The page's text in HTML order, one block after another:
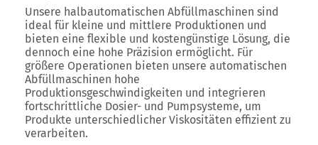
Unsere halbautomatischen Abfüllmaschinen sind
ideal für kleine und mittlere Produktionen und
bieten eine flexible und kostengünstige Lösung, die
dennoch eine hohe Präzision ermöglicht. Für
größere Operationen bieten unsere automatischen
Abfüllmaschinen hohe
Produktionsgeschwindigkeiten und integrieren
fortschrittliche Dosier- und Pumpsysteme, um
Produkte unterschiedlicher Viskositäten effizient zu
verarbeiten.